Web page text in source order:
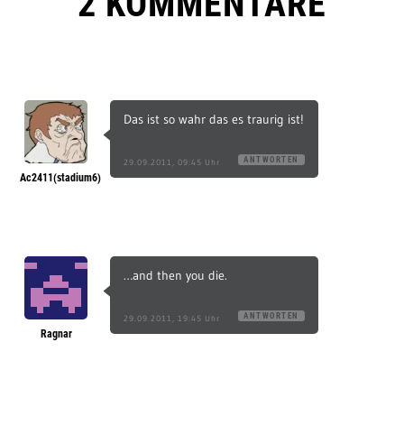
Ac2411(stadium6)
Das ist so wahr das es traurig ist!
29.09.2011, 09:45 Uhr ANTWORTEN
Ragnar
…and then you die.
29.09.2011, 19:45 Uhr ANTWORTEN